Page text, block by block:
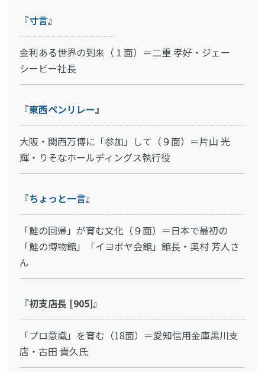
『寸言』
金利ある世界の到来（１面）＝二重 孝好・ジェー
シービー社長
『東西ペンリレー』
大阪・関西万博に「参加」して（９面）＝片山 光
輝・りそなホールディングス執行役
『ちょっと一言』
「鮭の回帰」が育む文化（９面）＝日本で最初の
「鮭の博物館」「イヨボヤ会館」館長・奥村 芳人さ
ん
『初支店長 [905]』
「プロ意識」を育む（18面）＝愛知信用金庫黒川支
店・古田 貴久氏